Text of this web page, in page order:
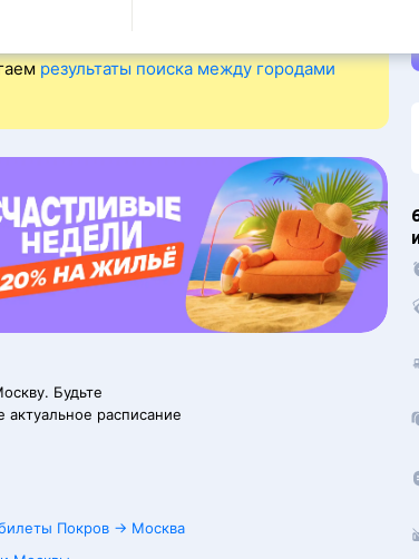
результаты поиска между городами
Будьте
расписание
Покров→ Москва